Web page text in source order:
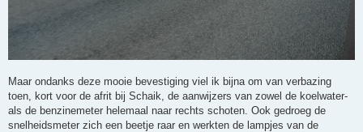
Maar ondanks deze mooie bevestiging viel ik bijna om van verbazing
toen, kort voor de afrit bij Schaik, de aanwijzers van zowel de koelwater-
als de benzinemeter helemaal naar rechts schoten. Ook gedroeg de
snelheidsmeter zich een beetje raar en werkten de lampjes van de